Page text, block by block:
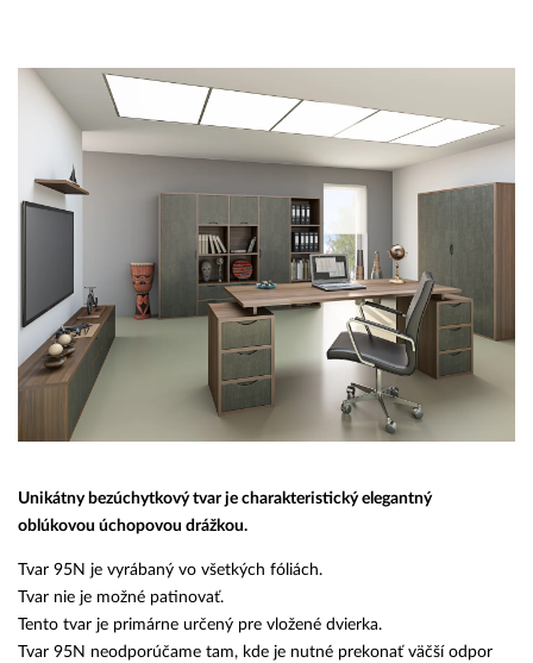
Unikátny bezúchytkový tvar je charakteristický elegantný
oblúkovou úchopovou drážkou.
Tvar 95N je vyrábaný vo všetkých fóliách.
Tvar nie je možné patinovať.
Tento tvar je primárne určený pre vložené dvierka.
Tvar 95N neodporúčame tam, kde je nutné prekonať väčší odpor